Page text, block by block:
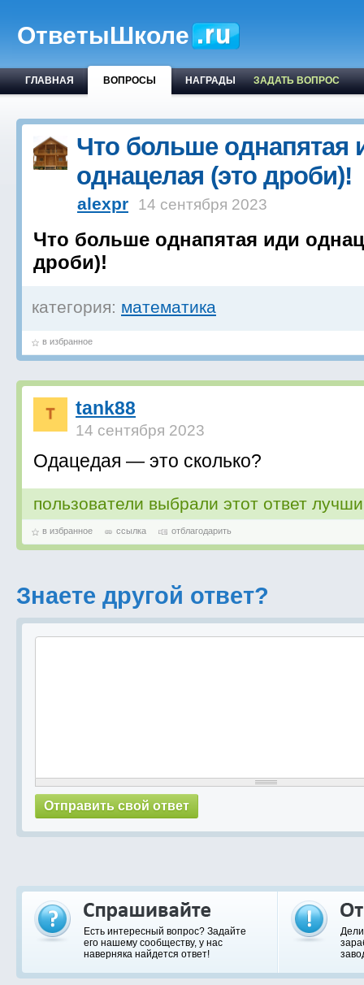
ОтветыШколе
ГЛАВНАЯ ВОПРОСЫ НАГРАДЫ ЗАДАТЬ ВОПРОС
Что больше однапятая
однацелая (это дроби)!
alexpr 14 сентября 2023
Что больше однапятая иди
дроби)!
категория: математика
в избранное
tank88
14 сентября 2023
Одацедая — это сколько?
пользователи выбрали этот ответ
в избранное ссылка отблагодарить
Знаете другой ответ?
Есть интересный вопрос? Задайте
его нашему сообществу, у нас
наверняка найдется ответ!